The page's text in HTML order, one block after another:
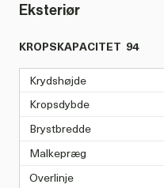
Eksteriør
KROPSKAPACITET 94
Krydshøjde
Kropsdybde
Brystbredde
Malkepræg
Overlinje